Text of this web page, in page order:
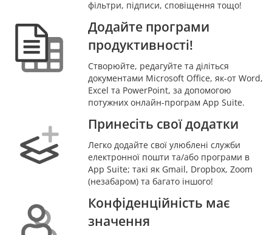
фільтри, підписи, сповіщення тощо!
Додайте програми
продуктивності!
Створюйте, редагуйте та діліться
документами Microsoft Office, як-от Word,
Excel та PowerPoint, за допомогою
потужних онлайн-програм App Suite.
Принесіть свої додатки
Легко додайте свої улюблені служби
електронної пошти та/або програми в
App Suite; такі як Gmail, Dropbox, Zoom
(незабаром) та багато іншого!
Конфіденційність має
значення